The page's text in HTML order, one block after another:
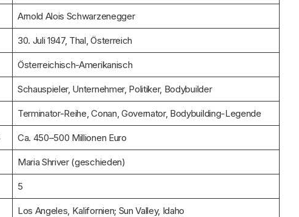
Arnold Alois Schwarzenegger
30. Juli 1947, Thal, Österreich
Österreichisch-Amerikanisch
Schauspieler, Unternehmer, Politiker, Bodybuilder
Terminator-Reihe, Conan, Governator, Bodybuilding-Legende
Ca. 450–500 Millionen Euro
Maria Shriver (geschieden)
5
Los Angeles, Kalifornien; Sun Valley, Idaho